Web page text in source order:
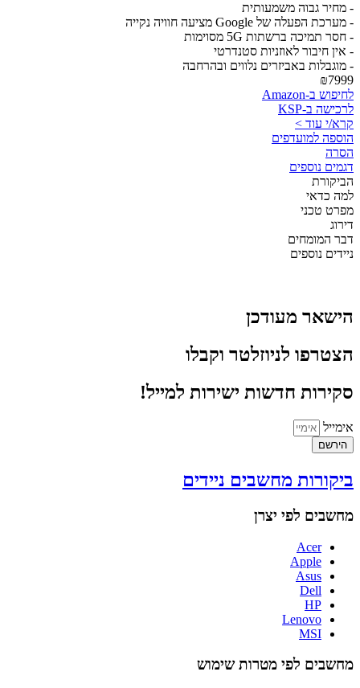
- מחיר גבוה משמעותית
- מערכת הפעלה של Google מציעה חוויה נקייה
- חסר תמיכה ברשתות 5G מסוימות
- אין חיבור לאוזניות סטנדרטי
- מוגבלות באביזרים נלווים ובהרחבה
₪7999
לחיפוש ב-Amazon
לרכישה ב-KSP
קרא/י עוד >
הוספה למועדפים
הסרה
דגמים נוספים
הביקורת
למה כדאי
מפרט טכני
דירוג
דבר המומחים
ניידים נוספים
הישאר מעודכן
הצטרפו לניוזלטר וקבלו
סקירות חדשות ישירות למייל!
אימייל
הירשם
ביקורות מחשבים ניידים
מחשבים לפי יצרן
Acer
Apple
Asus
Dell
HP
Lenovo
MSI
מחשבים לפי מטרות שימוש